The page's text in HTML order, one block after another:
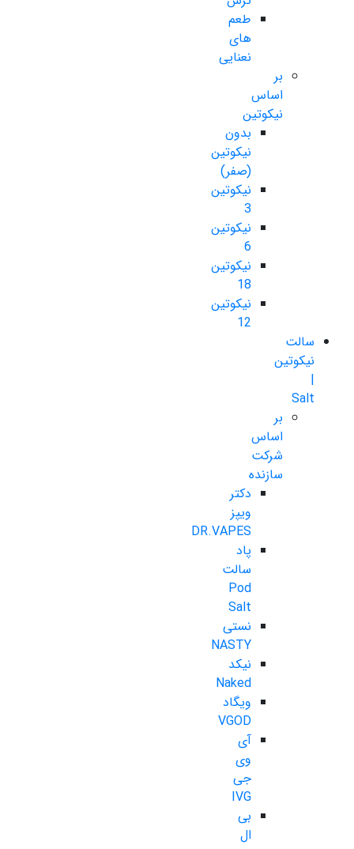
طعم
های
نعنایی
بر
اساس
نیکوتین
بدون
نیکوتین
(صفر)
نیکوتین
3
نیکوتین
6
نیکوتین
18
نیکوتین
12
سالت
نیکوتین
|
Salt
بر
اساس
شرکت
سازنده
دکتر
ویپز
DR.VAPES
پاد
سالت
Pod
Salt
نستی
NASTY
نیکد
Naked
ویگاد
VGOD
آی
وی
جی
IVG
بی
ال